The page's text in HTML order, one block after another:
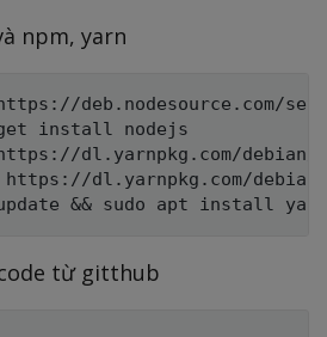
npm, yarn
deb.nodesource.com/
install nodejs
dl.yarnpkg.com/debian/
https://dl.yarnpkg.com/
từ gitthub